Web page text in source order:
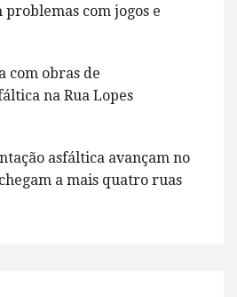
problemas com jogos e
com obras de
na Rua Lopes
asfáltica avançam no
a mais quatro ruas